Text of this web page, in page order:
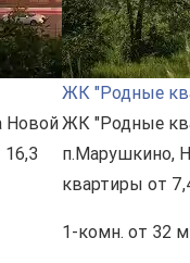
Новой
ЖК "Родные
ЖК "Родные
п.Марушкино,
квартиры от
1-комн. от 32